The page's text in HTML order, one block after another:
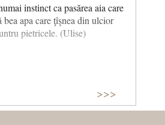
instinct ca pasărea aia care
bea apa care ţîşnea din ulcior
pietricele. (Ulise)
>>>